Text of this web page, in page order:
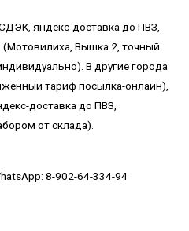
яндекс-доставка до ПВЗ,
(Мотовилиха, Вышка 2, точный
В другие города
тариф посылка-онлайн),
доставка до ПВЗ,
от склада).
8-902-64-334-94